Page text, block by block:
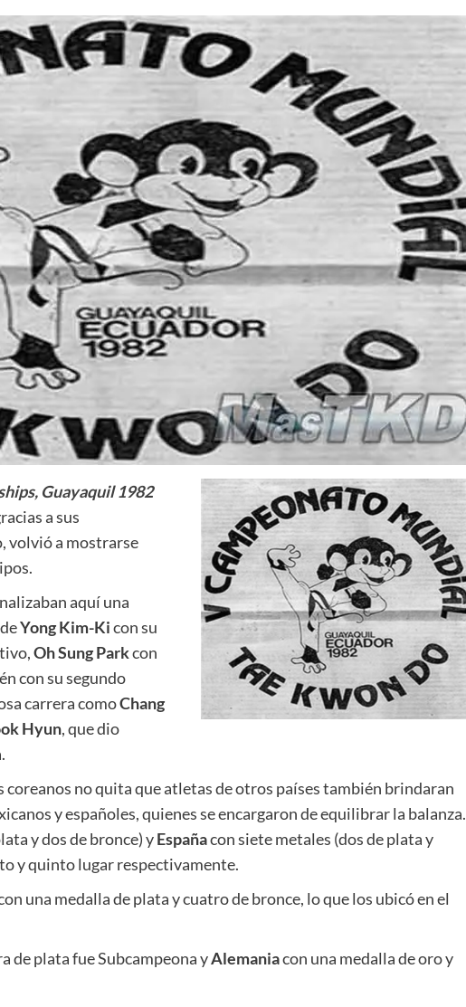
Guayaquil 1982
a sus
volvió a mostrarse
aquí una
Yong Kim-Kicon su
Oh Sung Parkcon
con su segundo
carrera comoChang
Hyun, que dio
coreanos no quita que atletas de otros países también brindaran
y españoles, quienes se encargaron de equilibrar la balanza.
y dos de bronce) yEspañacon siete metales (dos de plata y
y quinto lugar respectivamente.
una medalla de plata y cuatro de bronce, lo que los ubicó en el
de plata fue Subcampeona yAlemaniacon una medalla de oro y